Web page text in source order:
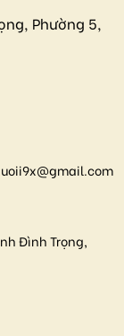
Phường 5,
Đình Trọng,